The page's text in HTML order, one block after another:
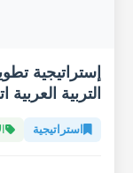
إستراتيجية
التربية العربية
استراتيجية